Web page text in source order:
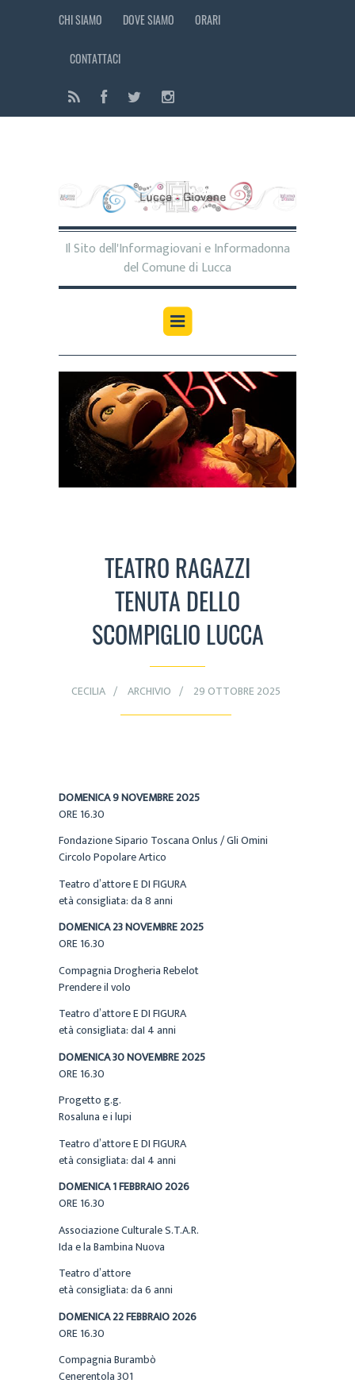
CHI SIAMO DOVE SIAMO ORARI
CONTATTACI
Il Sito dell'Informagiovani e Informadonna
del Comune di Lucca
TEATRO RAGAZZI
TENUTA DELLO
SCOMPIGLIO LUCCA
CECILIA ARCHIVIO 29 OTTOBRE 2025
DOMENICA 9 NOVEMBRE 2025
ORE 16.30
Fondazione Sipario Toscana Onlus / Gli Omini
Circolo Popolare Artico
Teatro d’attore E DI FIGURA
età consigliata: da 8 anni
DOMENICA 23 NOVEMBRE 2025
ORE 16.30
Compagnia Drogheria Rebelot
Prendere il volo
Teatro d’attore E DI FIGURA
età consigliata: daI 4 anni
DOMENICA 30 NOVEMBRE 2025
ORE 16.30
Progetto g.g.
Rosaluna e i lupi
Teatro d’attore E DI FIGURA
età consigliata: daI 4 anni
DOMENICA 1 FEBBRAIO 2026
ORE 16.30
Associazione Culturale S.T.A.R.
Ida e la Bambina Nuova
Teatro d’attore
età consigliata: da 6 anni
DOMENICA 22 FEBBRAIO 2026
ORE 16.30
Compagnia Burambò
Cenerentola 301